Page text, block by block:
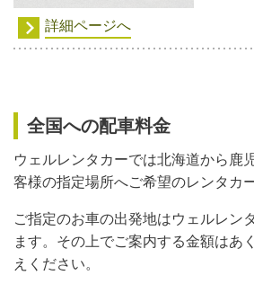
詳細ページへ
全国への配車料金
ウェルレンタカーでは北海道から鹿
客様の指定場所へご希望のレンタカ
ご指定のお車の出発地はウェルレン
ます。その上でご案内する金額はあ
えください。